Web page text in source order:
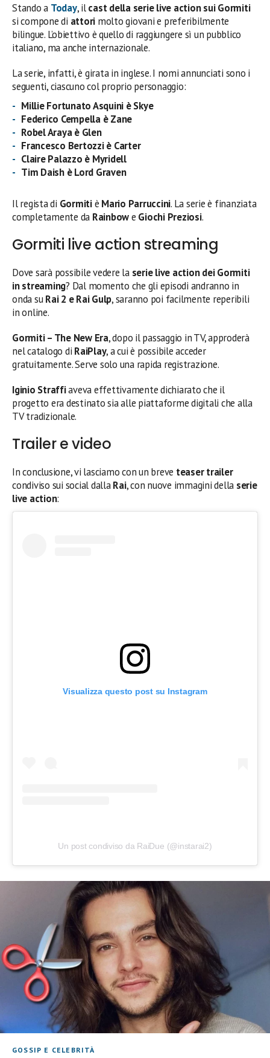
Stando a Today, ilcast della serie live action sui Gormiti
si compone di attori molto giovani e preferibilmente
bilingue. L’obiettivo è quello di raggiungere sì un pubblico
italiano, ma anche internazionale.
La serie, infatti, è girata in inglese. I nomi annunciati sono i
seguenti, ciascuno col proprio personaggio:
Millie Fortunato Asquini è Skye
Federico Cempella è Zane
Robel Araya è Glen
Francesco Bertozzi è Carter
Claire Palazzo è Myridell
Tim Daish è Lord Graven
Il regista di Gormitiè Mario Parruccini. La serie è finanziata
completamente da Rainbowe Giochi Preziosi.
Gormiti live action streaming
Dove sarà possibile vedere la serie live action dei Gormiti
in streaming? Dal momento che gli episodi andranno in
onda suRai 2 e Rai Gulp, saranno poi facilmente reperibili
in online.
Gormiti – The New Era, dopo il passaggio in TV, approderà
nel catalogo di RaiPlay, a cui è possibile acceder
gratuitamente. Serve solo una rapida registrazione.
Iginio Straffiaveva effettivamente dichiarato che il
progetto era destinato sia alle piattaforme digitali che alla
TV tradizionale.
Trailer e video
In conclusione, vi lasciamo con un breve teaser trailer
condiviso sui social dallaRai, con nuove immagini della serie
live action:
Visualizza questo post su Instagram
Un post condiviso da RaiDue (@instarai2)
GOSSIP E CELEBRITÀ